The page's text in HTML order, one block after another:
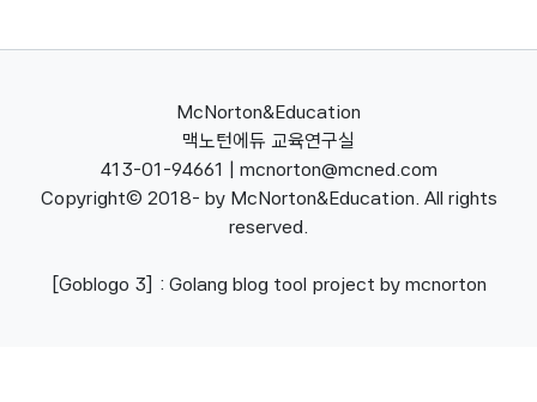
McNorton&Education
맥노턴에듀 교육연구실
413-01-94661 | mcnorton@mcned.com
Copyright(c) 2018- by McNorton&Education. All rights
reserved.
[Goblogo 3] : Golang blog tool project by mcnorton